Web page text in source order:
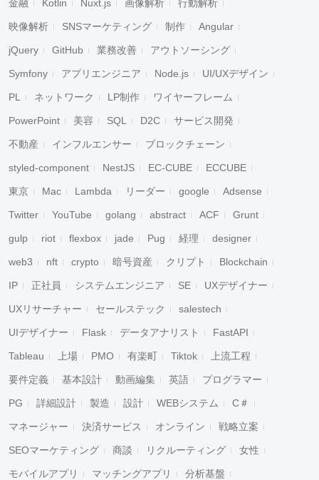
金融 Kotlin Nuxt.js 画像解析 行動解析
映像解析 SNSマーケティング 制作 Angular
jQuery GitHub 業務改善 アウトソーシング
Symfony アプリエンジニア Node.js UI/UXデザイン
PL ネットワーク LP制作 ワイヤーフレーム
PowerPoint 美容 SQL D2C サービス開発
不動産 インフルエンサー ブロックチェーン
styled-component NestJS EC-CUBE ECCUBE
東京 Mac Lambda リーダー google Adsense
Twitter YouTube golang abstract ACF Grunt
gulp riot flexbox jade Pug 経理 designer
web3 nft crypto 暗号資産 クリプト Blockchain
IP 正社員 システムエンジニア SE UXデザイナー
UXリサーチャー セールステック salestech
UIデザイナー Flask データアナリスト FastAPI
Tableau 上場 PMO 有楽町 Tiktok 上流工程
要件定義 基本設計 動画編集 英語 プログラマー
PG 詳細設計 製造 設計 WEBシステム C＃
マネージャー 決済サービス オンライン 戦略立案
SEOマーケティング 商談 リクルーティング 女性
モバイルアプリ マッチングアプリ 分析基盤